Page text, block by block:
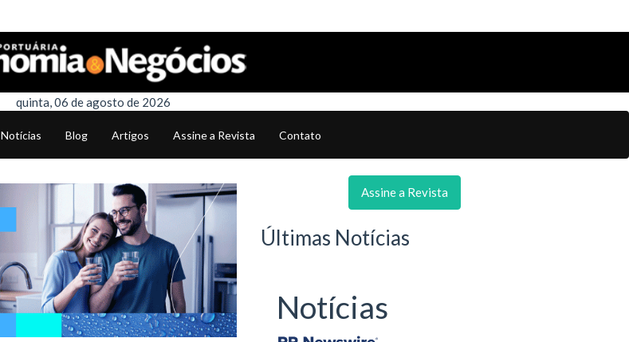
quinta, 06 de agosto de 2026
Notícias Blog Artigos Assine a Revista Contato
Assine a Revista
Últimas Notícias
Notícias